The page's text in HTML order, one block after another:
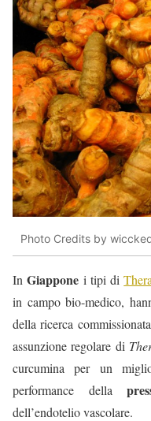
Photo Credits by
InGiappone i tipi di
in campo bio-medico,
della ricerca
assunzione regolare di
curcumina per un
performance della
dell’endotelio vascolare.